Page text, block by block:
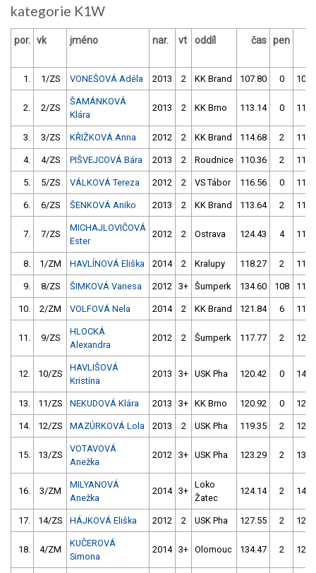
kategorie K1W
por. vk jméno nar. vt oddíl čas pen
1. 1/ZS VONEŠOVÁ Adéla 2013 2 KK Brand 107.80 0
2. 2/ZS
ŠAMÁNKOVÁ
Klára
2013 2 KK Brno 113.14 0
3. 3/ZS KŘIŽKOVÁ Anna 2012 2 KK Brand 114.68 2
4. 4/ZS PIŠVEJCOVÁ Bára 2013 2 Roudnice 110.36 2
5. 5/ZS VÁLKOVÁ Tereza 2012 2 VS Tábor 116.56 0
6. 6/ZS ŠENKOVÁ Aniko 2013 2 KK Brand 113.64 2
7. 7/ZS
MICHAJLOVIČOVÁ
Ester
2012 2 Ostrava 124.43 4
8. 1/ZM HAVLÍNOVÁ Eliška 2014 2 Kralupy 118.27 2
9. 8/ZS ŠIMKOVÁ Vanesa 2012 3+ Šumperk 134.60 108
10. 2/ZM VOLFOVÁ Nela 2014 2 KK Brand 121.84 6
11. 9/ZS
HLOCKÁ
Alexandra
2012 2 Šumperk 117.77 2
12. 10/ZS
HAVLIŠOVÁ
Kristína
2013 3+ USK Pha 120.42 0
13. 11/ZS NEKUDOVÁ Klára 2013 3+ KK Brno 120.92 0
14. 12/ZS MAZÚRKOVÁ Lola 2013 2 USK Pha 119.35 2
15. 13/ZS
VOTAVOVÁ
Anežka
2012 3+ USK Pha 123.29 2
16. 3/ZM
MILYANOVÁ
Anežka
2014 3+
Loko
Žatec
124.14 2
17. 14/ZS HÁJKOVÁ Eliška 2012 2 USK Pha 127.55 2
18. 4/ZM
KUČEROVÁ
Simona
2014 3+ Olomouc 134.47 2